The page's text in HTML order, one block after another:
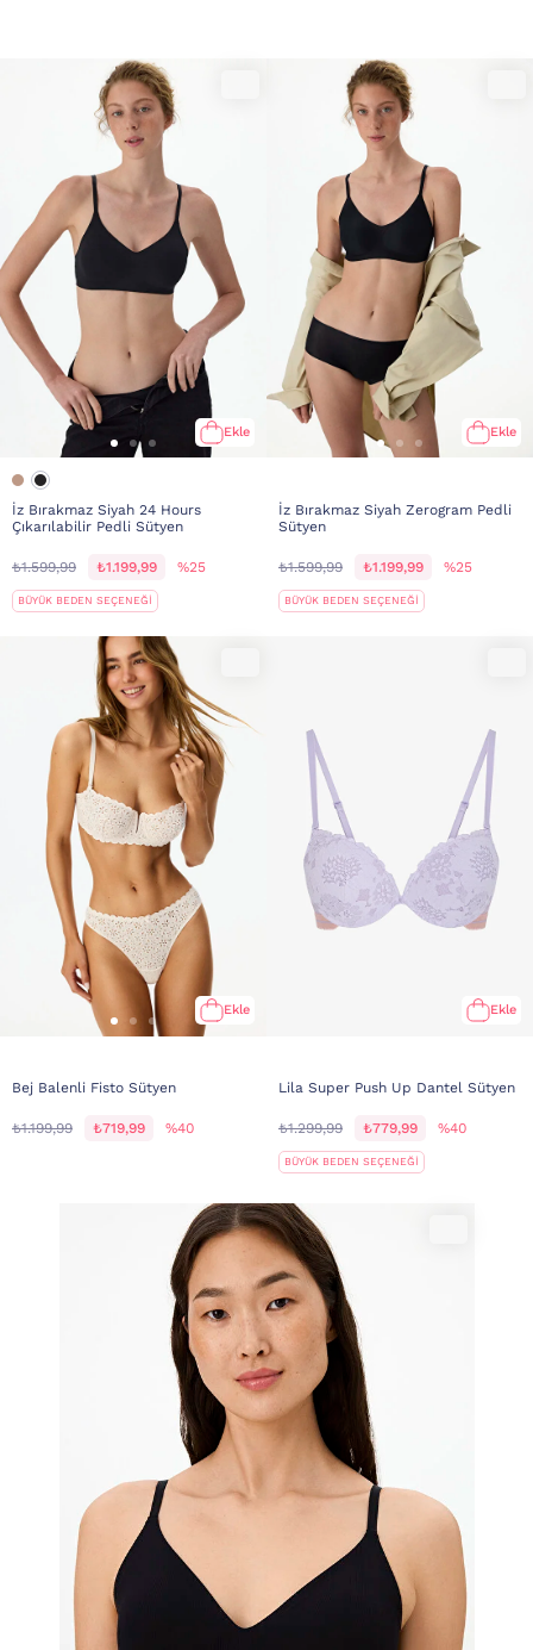
Ekle
İz Bırakmaz Siyah 24 Hours
Çıkarılabilir Pedli Sütyen
₺1.599,99 ₺1.199,99 %25
BÜYÜK BEDEN SEÇENEĞİ
Ekle
İz Bırakmaz Siyah Zerogram Pedli
Sütyen
₺1.599,99 ₺1.199,99 %25
BÜYÜK BEDEN SEÇENEĞİ
Ekle
Bej Balenli Fisto Sütyen
₺1.199,99 ₺719,99 %40
Ekle
Lila Super Push Up Dantel Sütyen
₺1.299,99 ₺779,99 %40
BÜYÜK BEDEN SEÇENEĞİ